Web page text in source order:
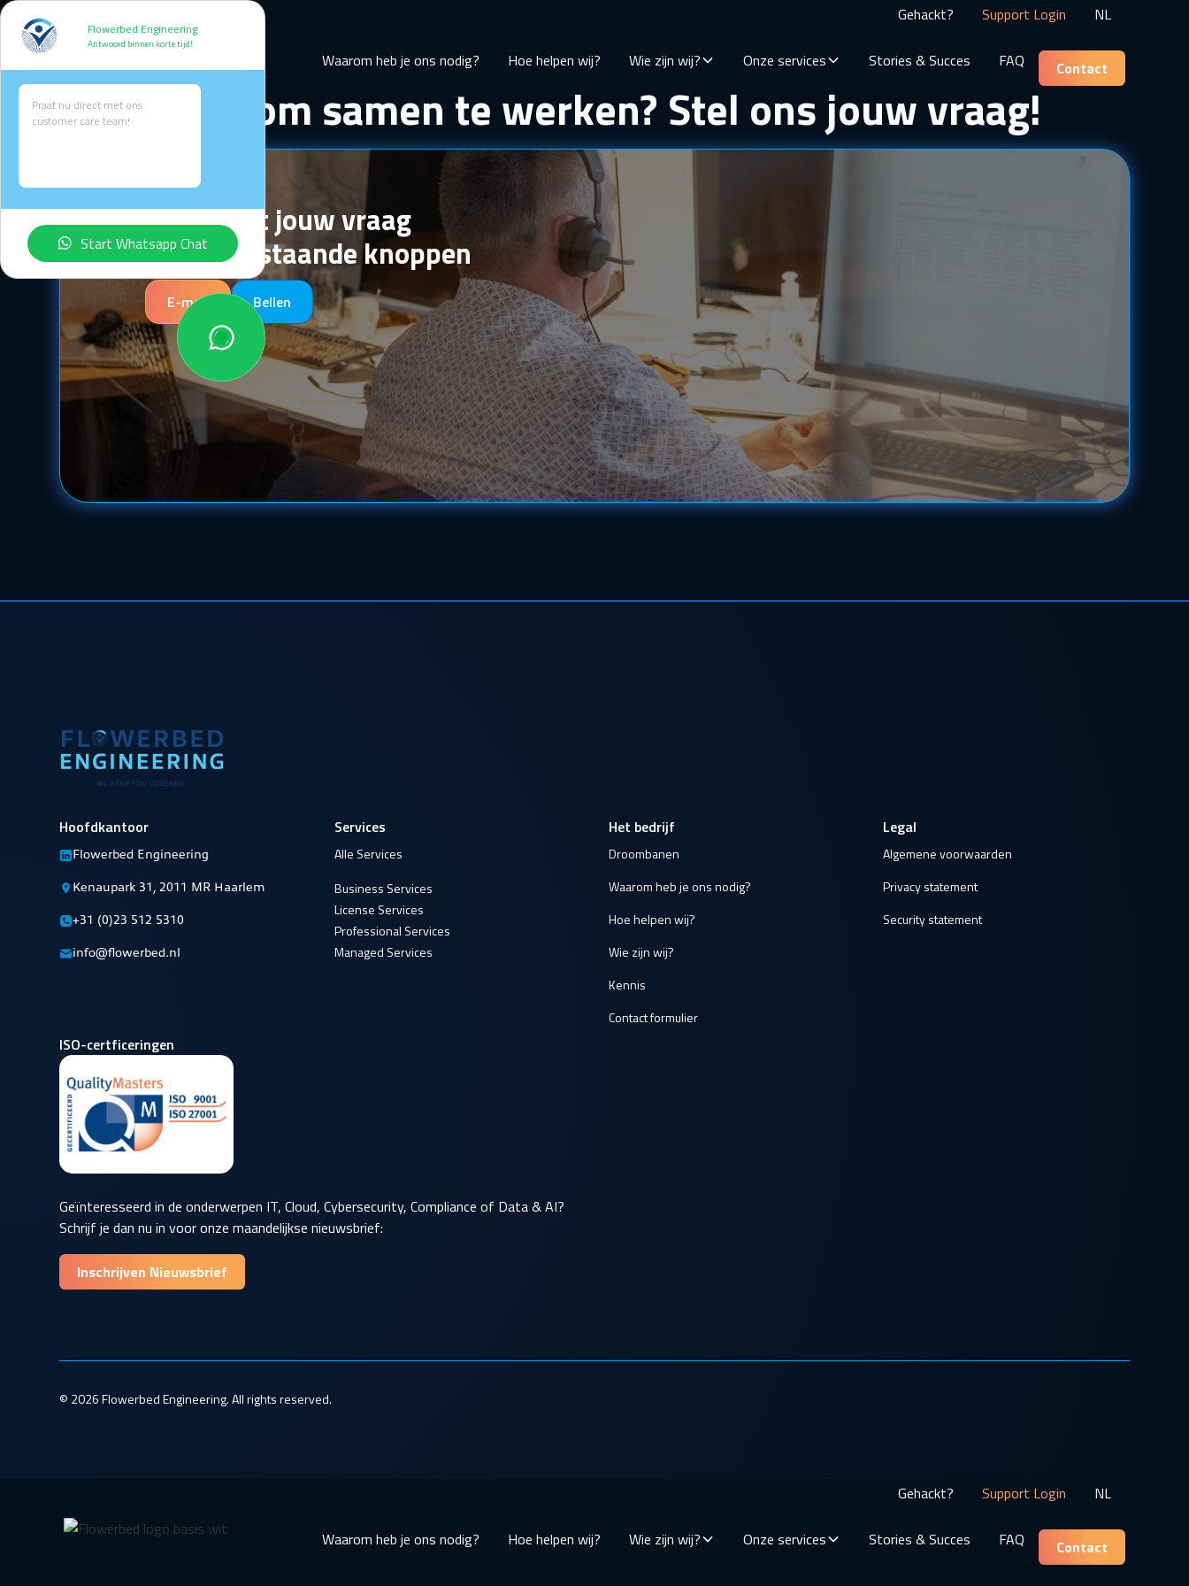
Gehackt? Support Login NL
Waarom heb je ons nodig? Hoe helpen wij? Wie zijn wij? Onze services Stories & Succes FAQ Contact
Flowerbed Engineering
Antwoord binnen korte tijd!
Praat nu direct met ons
customer care team!
Start Whatsapp Chat
Klaar om samen te werken? Stel ons jouw vraag!
Start maken?
Stel direct jouw vraag
via onderstaande knoppen
E-mail Bellen
Hoofdkantoor
Flowerbed Engineering
Kenaupark 31, 2011 MR Haarlem
+31 (0)23 512 5310
info@flowerbed.nl
Services
Alle Services
Business Services
License Services
Professional Services
Managed Services
Het bedrijf
Droombanen
Waarom heb je ons nodig?
Hoe helpen wij?
Wie zijn wij?
Kennis
Contact formulier
Legal
Algemene voorwaarden
Privacy statement
Security statement
ISO-certficeringen
Geïnteresseerd in de onderwerpen IT, Cloud, Cybersecurity, Compliance of Data & AI?
Schrijf je dan nu in voor onze maandelijkse nieuwsbrief:
Inschrijven Nieuwsbrief
© 2026 Flowerbed Engineering. All rights reserved.
Gehackt? Support Login NL
Waarom heb je ons nodig? Hoe helpen wij? Wie zijn wij? Onze services Stories & Succes FAQ Contact